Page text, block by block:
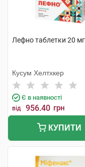
Лефно таблетки 20
Кусум Хелтхкер
Є в наявності
від 956.40 грн
КУПИТИ